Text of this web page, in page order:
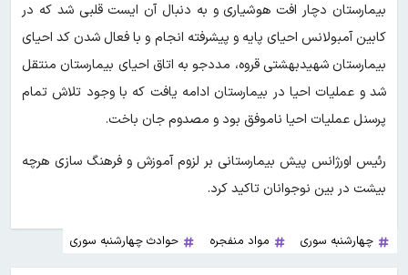
بیمارستان دچار افت هوشیاری و به دنبال آن ایست قلبی شد که در
کابین آمبولانس احیای پایه و پیشرفته انجام و با فعال شدن کد احیای
بیمارستان شهیدبهشتی قروه، مددجو به اتاق احیای بیمارستان منتقل
شد و عملیات احیا در بیمارستان ادامه یافت که با وجود تلاش تمام
پرسنل عملیات احیا ناموفق بود و مصدوم جان باخت.
رئیس اورژانس پیش بیمارستانی بر لزوم آموزش و فرهنگ سازی هرچه
بیشت در بین نوجوانان تاکید کرد.
چهارشنبه سوری مواد منفجره حوادث چهارشنبه سوری